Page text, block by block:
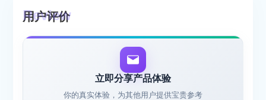
用户评价
立即分享产品体验
你的真实体验，为其他用户提供宝贵参考